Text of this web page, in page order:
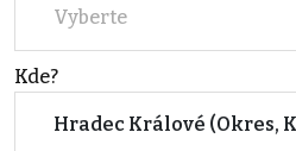
Vyberte
Kde?